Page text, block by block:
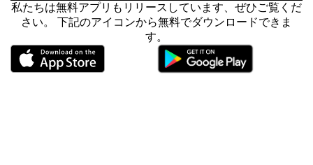
私たちは無料アプリもリリースしています、ぜひご覧くだ
さい。 下記のアイコンから無料でダウンロードできま
す。